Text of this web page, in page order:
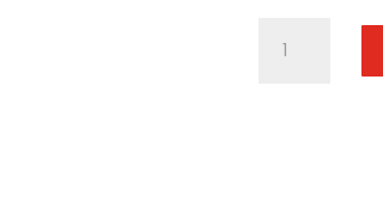
Leather